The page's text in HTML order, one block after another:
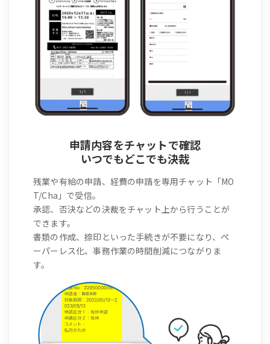
申請内容をチャットで確認
いつでもどこでも決裁
残業や有給の申請、経費の申請を専用チャット「MO
T/Cha」で受信。
承認、否決などの決裁をチャット上から行うことが
できます。
書類の作成、捺印といった手続きが不要になり、ペ
ーパーレス化、事務作業の時間削減につながりま
す。